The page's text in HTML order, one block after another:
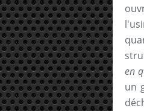
en
un